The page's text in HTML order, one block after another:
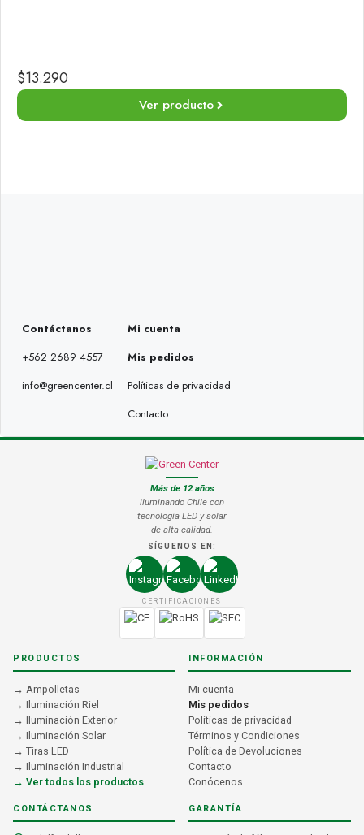
$13.290
Ver producto
Contáctanos
+562 2689 4557
info@greencenter.cl
Mi cuenta
Mis pedidos
Políticas de privacidad
Contacto
Más de 12 años
iluminando Chile con
tecnología LED y solar
de alta calidad.
SÍGUENOS EN:
CERTIFICACIONES
PRODUCTOS
→ Ampolletas
→ Iluminación Riel
→ Iluminación Exterior
→ Iluminación Solar
→ Tiras LED
→ Iluminación Industrial
→ Ver todos los productos
INFORMACIÓN
Mi cuenta
Mis pedidos
Políticas de privacidad
Términos y Condiciones
Política de Devoluciones
Contacto
Conócenos
CONTÁCTANOS GARANTÍA